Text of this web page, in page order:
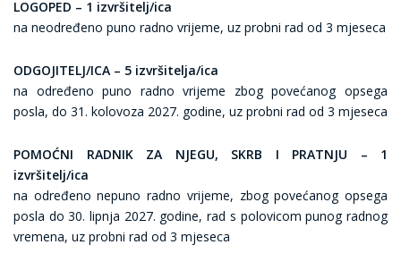
LOGOPED – 1 izvršitelj/ica
na neodređeno puno radno vrijeme, uz probni rad od 3 mjeseca
ODGOJITELJ/ICA – 5 izvršitelja/ica
na određeno puno radno vrijeme zbog povećanog opsega
posla, do 31. kolovoza 2027. godine, uz probni rad od 3 mjeseca
POMOĆNI RADNIK ZA NJEGU, SKRB I PRATNJU – 1
izvršitelj/ica
na određeno nepuno radno vrijeme, zbog povećanog opsega
posla do 30. lipnja 2027. godine, rad s polovicom punog radnog
vremena, uz probni rad od 3 mjeseca